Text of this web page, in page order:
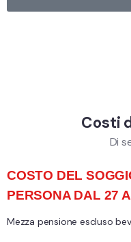
Costi
Di
COSTO DEL
PERSONA DAL 27
Mezza pensione escluso